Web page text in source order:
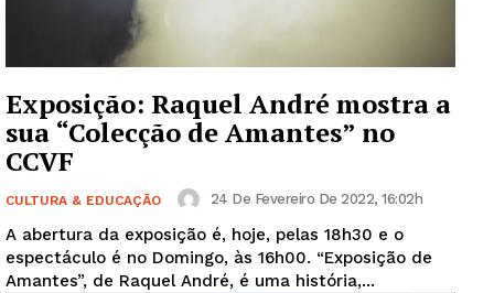
Exposição: Raquel André mostra a
sua “Colecção de Amantes” no
CCVF
CULTURA & EDUCAÇÃO 24 De Fevereiro De 2022, 16:02h
A abertura da exposição é, hoje, pelas 18h30 e o
espectáculo é no Domingo, às 16h00. “Exposição de
Amantes”, de Raquel André, é uma história,...